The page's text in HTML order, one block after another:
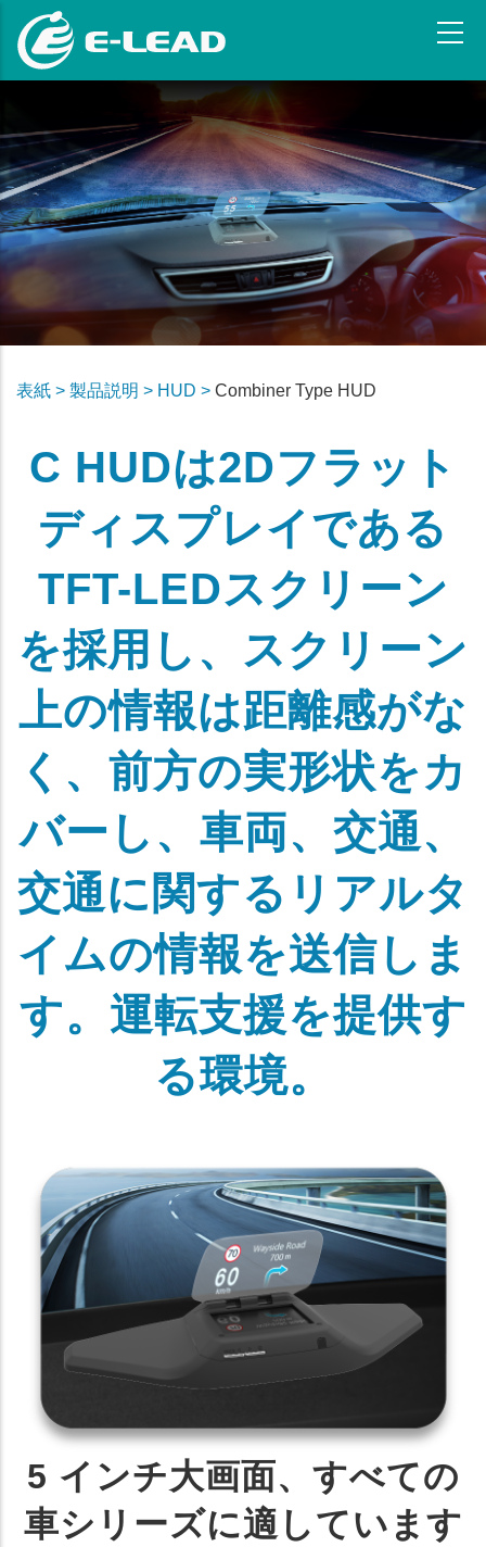
テ
ン
ツ
に
移
動
表紙 > 製品説明 > HUD > Combiner Type HUD
C HUDは2Dフラット
ディスプレイである
TFT-LEDスクリーン
を採用し、スクリーン
上の情報は距離感がな
く、前方の実形状をカ
バーし、車両、交通、
交通に関するリアルタ
イムの情報を送信しま
す。運転支援を提供す
る環境。
5 インチ大画面、すべての
車シリーズに適しています